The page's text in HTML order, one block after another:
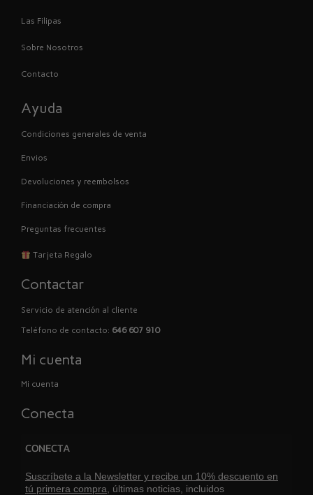
Las Filipas
Sobre Nosotros
Contacto
Ayuda
Condiciones generales de venta
Envios
Devoluciones y reembolsos
Financiación de compra
Preguntas frecuentes
Tarjeta Regalo
Contactar
Servicio de atención al cliente
Teléfono de contacto: 646 607 910
Mi cuenta
Mi cuenta
Conecta
CONECTA
Suscríbete a la Newsletter y recibe un 10% descuento en
tú primera compra, últimas noticias, incluidos